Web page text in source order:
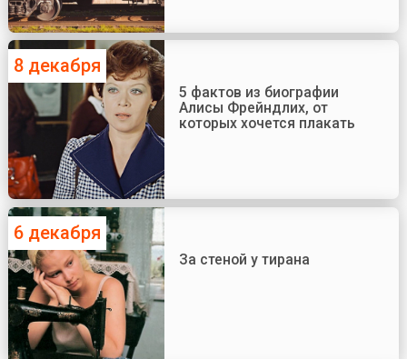
8 декабря
5 фактов из биографии
Алисы Фрейндлих, от
которых хочется плакать
6 декабря
За стеной у тирана